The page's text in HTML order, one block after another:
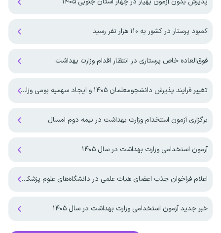
کمبود پرستار در کشور به ۱۱۰ هزار نفر رسید
فوق‌العاده خاص پرستاری در انتظار اقدام وزارت بهداشت
تغییر فرایند پذیرش دانشجومعلمان ۱۴۰۵ و ایجاد سهمیه بومی وزارت بهداشت
برگزاری آزمون استخدام وزارت بهداشت در نیمه دوم امسال
آزمون استخدامی وزارت بهداشت در سال ۱۴۰۵
اعلام فراخوان جذب اعضای هیات علمی در دانشگاه‌های علوم پزشکی به زودی
خبر جدید آزمون استخدامی وزارت بهداشت در سال ۱۴۰۵